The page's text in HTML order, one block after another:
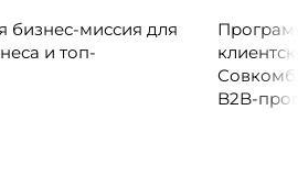
бизнес-миссия для
и топ-
B2B-